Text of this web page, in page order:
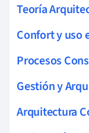
Teoría
Confort y uso
Procesos
Gestión y
Arquitectura